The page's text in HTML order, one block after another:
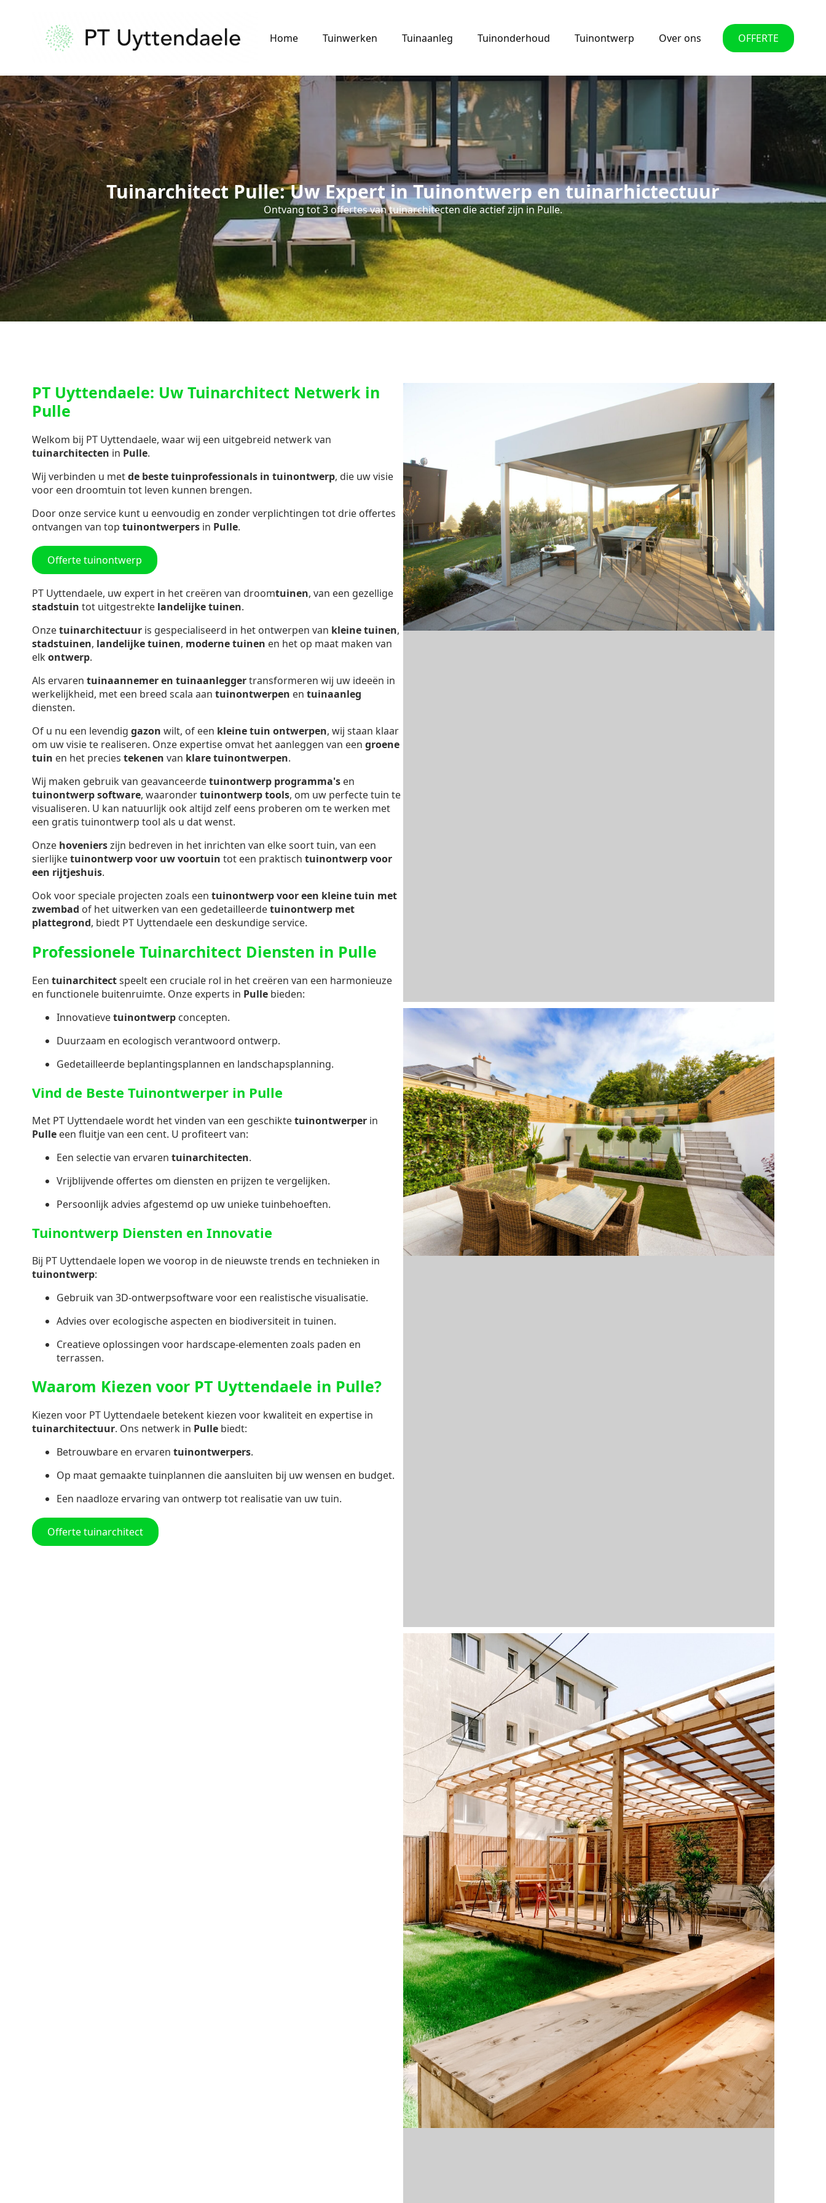
Home Tuinwerken Tuinaanleg Tuinonderhoud Tuinontwerp Over ons OFFERTE
Tuinarchitect Pulle: Uw Expert in Tuinontwerp en tuinarhictectuur
Ontvang tot 3 offertes van tuinarchitecten die actief zijn in Pulle.
PT Uyttendaele: Uw Tuinarchitect Netwerk in
Pulle
Welkom bij PT Uyttendaele, waar wij een uitgebreid netwerk van
tuinarchitecten in Pulle.
Wij verbinden u metde beste tuinprofessionals in tuinontwerp, die uw visie
voor een droomtuin tot leven kunnen brengen.
Door onze service kunt u eenvoudig en zonder verplichtingen tot drie offertes
ontvangen van top tuinontwerpers in Pulle.
Offerte tuinontwerp
PT Uyttendaele, uw expert in het creëren van droomtuinen, van een gezellige
stadstuin tot uitgestrekte landelijke tuinen.
Onzetuinarchitectuur is gespecialiseerd in het ontwerpen van kleine tuinen,
stadstuinen, landelijke tuinen, moderne tuinen en het op maat maken van
elkontwerp.
Als ervaren tuinaannemer en tuinaanleggertransformeren wij uw ideeën in
werkelijkheid, met een breed scala aan tuinontwerpen en tuinaanleg
diensten.
Of u nu een levendig gazon wilt, of een kleine tuin ontwerpen, wij staan klaar
om uw visie te realiseren. Onze expertise omvat het aanleggen van een groene
tuin en het precies tekenen van klare tuinontwerpen.
Wij maken gebruik van geavanceerdetuinontwerp programma's en
tuinontwerp software, waarondertuinontwerptools, om uw perfecte tuin te
visualiseren. U kan natuurlijk ook altijd zelf eens proberen om te werken met
een gratis tuinontwerp tool als u dat wenst.
Onze hovenierszijn bedreven in het inrichten van elke soort tuin, van een
sierlijketuinontwerp voor uw voortuin tot een praktisch tuinontwerp voor
een rijtjeshuis.
Ook voor speciale projecten zoals een tuinontwerp voor een kleine tuin met
zwembad of het uitwerken van een gedetailleerdetuinontwerp met
plattegrond, biedt PT Uyttendaele een deskundige service.
Professionele Tuinarchitect Diensten in Pulle
Een tuinarchitectspeelt een cruciale rol in het creëren van een harmonieuze
en functionele buitenruimte. Onze experts in Pulle bieden:
Innovatievetuinontwerp concepten.
Duurzaam en ecologisch verantwoord ontwerp.
Gedetailleerde beplantingsplannen en landschapsplanning.
Vind de Beste Tuinontwerper in Pulle
Met PT Uyttendaele wordt het vinden van een geschiktetuinontwerper in
Pulle een fluitje van een cent. U profiteert van:
Een selectie van ervaren tuinarchitecten.
Vrijblijvende offertes om diensten en prijzen te vergelijken.
Persoonlijk advies afgestemd op uw unieke tuinbehoeften.
Tuinontwerp Diensten en Innovatie
Bij PT Uyttendaele lopen we voorop in de nieuwste trends en technieken in
tuinontwerp:
Gebruik van 3D-ontwerpsoftware voor een realistische visualisatie.
Advies over ecologische aspecten en biodiversiteit in tuinen.
Creatieve oplossingen voor hardscape-elementen zoals paden en
terrassen.
Waarom Kiezen voor PT Uyttendaele in Pulle?
Kiezen voor PT Uyttendaele betekent kiezen voor kwaliteit en expertise in
tuinarchitectuur. Ons netwerk in Pulle biedt:
Betrouwbare en ervaren tuinontwerpers.
Op maat gemaakte tuinplannen die aansluiten bij uw wensen en budget.
Een naadloze ervaring van ontwerp tot realisatie van uw tuin.
Offerte tuinarchitect